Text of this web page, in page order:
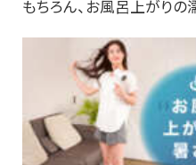
もちろん、お風呂上がりの